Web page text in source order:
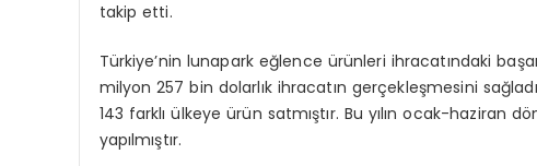
takip etti.
Türkiye’nin lunapark eğlence ürünleri ihracatındaki
milyon 257 bin dolarlık ihracatın gerçekleşmesini
143 farklı ülkeye ürün satmıştır. Bu yılın ocak-
yapılmıştır.